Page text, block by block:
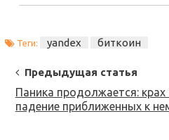
Теги: yandex биткоин
Post
Navigation
Предыдущая статья
Паника продолжается:
падение приближенных к